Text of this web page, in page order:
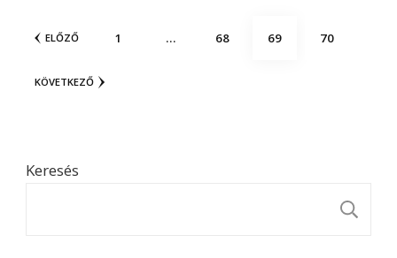
Bejegyzések
ELŐZŐ OLDAL
1 … OLDAL
68 OLDAL
69 OLDAL
70
KÖVETKEZŐ
Keresés